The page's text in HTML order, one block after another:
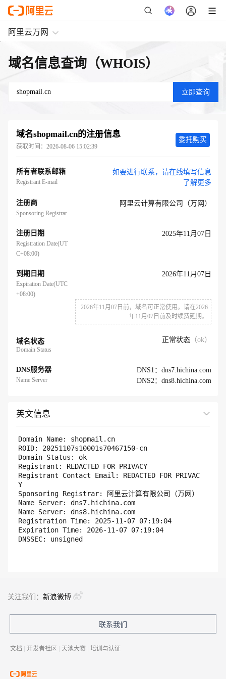
阿里云万网
域名信息查询（WHOIS）
域名shopmail.cn的注册信息
获取时间： 2026-08-06 15:02:39
所有者联系邮箱
Registrant E-mail
如要进行联系，请在线填写信息
了解更多
委托购买
注册商
Sponsoring Registrar
阿里云计算有限公司（万网）
注册日期
Registration Date(UT
C+08:00)
2025年11月07日
到期日期
Expiration Date(UTC
+08:00)
2026年11月07日
2026年11月07日前，域名可正常使用。请在2026
年11月07日前及时续费延期。
域名状态
Domain Status
正常状态 （ok）
DNS服务器
Name Server
DNS1：dns7.hichina.com
DNS2：dns8.hichina.com
英文信息
Domain Name: shopmail.cn
ROID: 20251107s10001s70467150-cn
Domain Status: ok
Registrant: REDACTED FOR PRIVACY
Registrant Contact Email: REDACTED FOR PRIVAC
Y
Sponsoring Registrar: 阿里云计算有限公司（万网）
Name Server: dns7.hichina.com
Name Server: dns8.hichina.com
Registration Time: 2025-11-07 07:19:04
Expiration Time: 2026-11-07 07:19:04
关注我们： 新浪微博
联系我们
文档 | 开发者社区 | 天池大赛 | 培训与认证